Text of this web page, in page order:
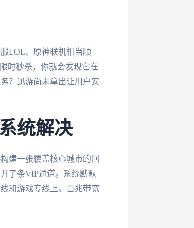
LOL、原神联机相当顺
时秒杀，你就会发现它在
？迅游尚未拿出让用户安
统解决
建一张覆盖核心城市的回
了条VIP通道。系统默默
和游戏专线上。百兆带宽